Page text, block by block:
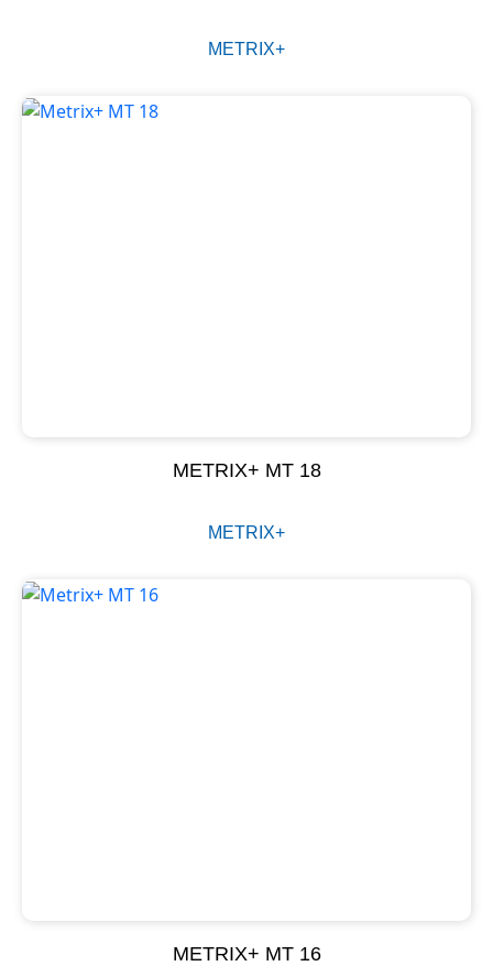
METRIX+
METRIX+ MT 18
METRIX+
METRIX+ MT 16